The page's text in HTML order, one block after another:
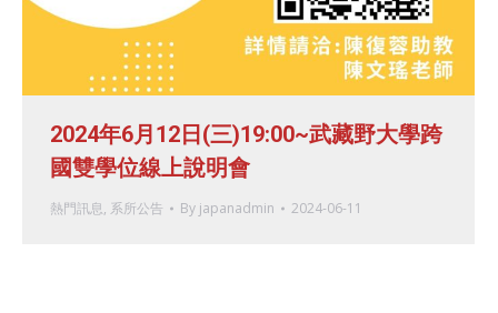
2024年6月12日(三)19:00~武藏野大學跨
國雙學位線上說明會
熱門訊息, 系所公告 By japanadmin 2024-06-11